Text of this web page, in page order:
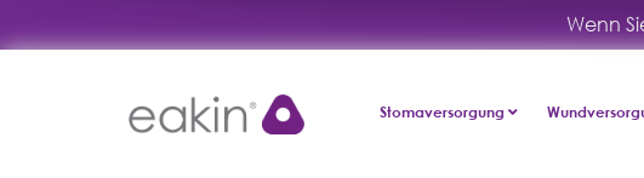
Wenn
Stomaversorgung